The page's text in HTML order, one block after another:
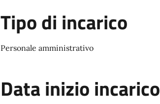
Tipo di incarico
Personale amministrativo
Data inizio incarico